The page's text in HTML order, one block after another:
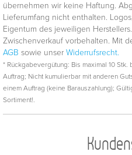
übernehmen wir keine Haftung.
Lieferumfang nicht enthalten.
Eigentum des jeweiligen
Zwischenverkauf vorbehalten. Mit
AGB sowie unser Widerrufsrecht.
* Rückgabevergütung: Bis maximal 10
Auftrag; Nicht kumulierbar mit anderen
einem Auftrag (keine Barauszahlung);
Sortiment!.